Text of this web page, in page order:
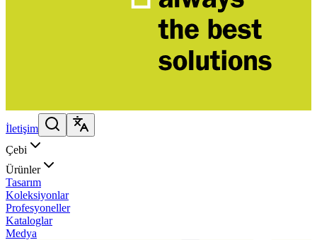
İletişim
Çebi
Ürünler
Tasarım
Koleksiyonlar
Profesyoneller
Kataloglar
Medya